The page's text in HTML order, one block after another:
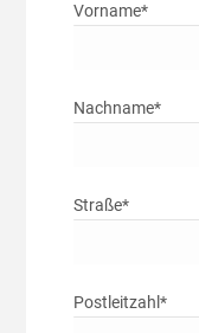
Vorname*
Nachname*
Straße*
Postleitzahl*